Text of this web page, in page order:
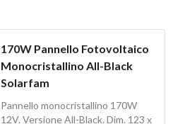
170W Pannello Fotovoltaico
Monocristallino All-Black
Solarfam
Pannello monocristallino 170W
12V. Versione All-Black. Dim. 123 x